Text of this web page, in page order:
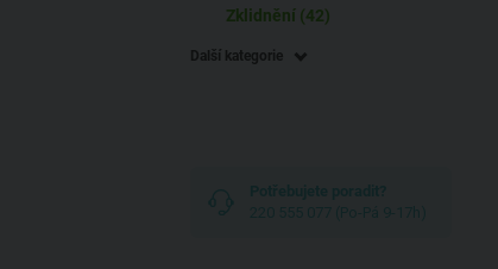
Zklidnění (42)
Další kategorie